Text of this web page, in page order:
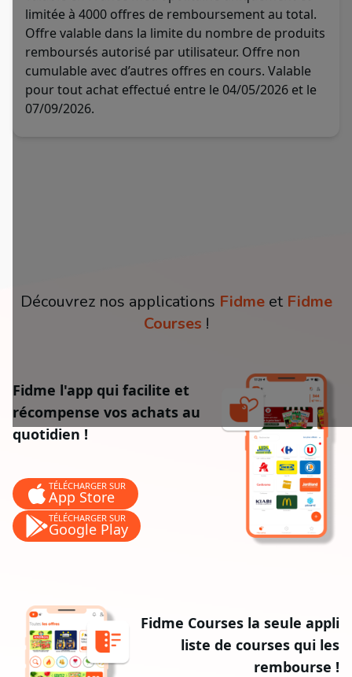
limitée à 4000 offres de remboursement au total.
Offre valable dans la limite du nombre de produits
remboursés autorisé par utilisateur. Offre non
cumulable avec d’autres offres en cours. Valable
pour tout achat effectué entre le 04/05/2026 et le
07/09/2026.
Découvrez nos applications Fidme et Fidme
Courses !
Fidme l'app qui facilite et
récompense vos achats au
quotidien !
TÉLÉCHARGER SUR
App Store
TÉLÉCHARGER SUR
Google Play
Fidme Courses la seule appli
liste de courses qui les
rembourse !